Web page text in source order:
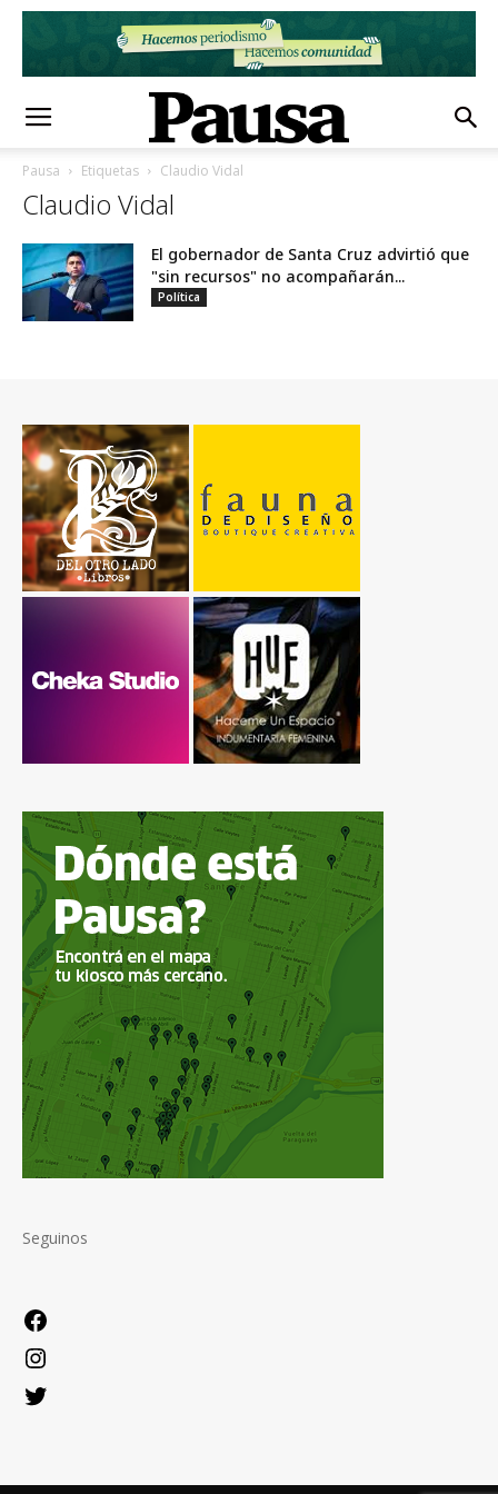
Pausa Etiquetas Claudio Vidal
Claudio Vidal
El gobernador de Santa Cruz advirtió que
"sin recursos" no acompañarán...
Política
Seguinos